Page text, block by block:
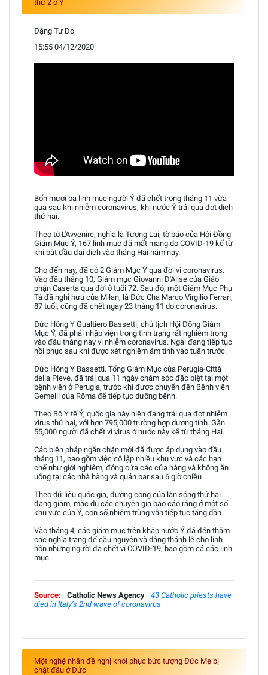
thứ 2 ở Ý
Đặng Tự Do
15:55 04/12/2020
Bốn mươi ba linh mục người Ý đã chết trong tháng 11 vừa
qua sau khi nhiễm coronavirus, khi nước Ý trải qua đợt dịch
thứ hai.
Theo tờ L'Avvenire, nghĩa là Tương Lai, tờ báo của Hội Đồng
Giám Mục Ý, 167 linh mục đã mất mạng do COVID-19 kể từ
khi bắt đầu đại dịch vào tháng Hai năm nay.
Cho đến nay, đã có 2 Giám Mục Ý qua đời vì coronavirus.
Vào đầu tháng 10, Giám mục Giovanni D'Alise của Giáo
phận Caserta qua đời ở tuổi 72. Sau đó, một Giám Mục Phụ
Tá đã nghỉ hưu của Milan, là Đức Cha Marco Virgilio Ferrari,
87 tuổi, cũng đã chết ngày 23 tháng 11 do coronavirus.
Đức Hồng Y Gualtiero Bassetti, chủ tịch Hội Đồng Giám
Mục Ý, đã phải nhập viện trong tình trạng rất nghiêm trọng
vào đầu tháng này vì nhiễm coronavirus. Ngài đang tiếp tục
hồi phục sau khi được xét nghiệm âm tính vào tuần trước.
Đức Hồng Y Bassetti, Tổng Giám Mục của Perugia-Città
della Pieve, đã trải qua 11 ngày chăm sóc đặc biệt tại một
bệnh viện ở Perugia, trước khi được chuyển đến Bệnh viện
Gemelli của Rôma để tiếp tục dưỡng bệnh.
Theo Bộ Y tế Ý, quốc gia này hiện đang trải qua đợt nhiễm
virus thứ hai, với hơn 795,000 trường hợp dương tính. Gần
55,000 người đã chết vì virus ở nước này kể từ tháng Hai.
Các biện pháp ngăn chặn mới đã được áp dụng vào đầu
tháng 11, bao gồm việc cô lập nhiều khu vực và các hạn
chế như giới nghiêm, đóng cửa các cửa hàng và không ăn
uống tại các nhà hàng và quán bar sau 6 giờ chiều
Theo dữ liệu quốc gia, đường cong của làn sóng thứ hai
đang giảm, mặc dù các chuyên gia báo cáo rằng ở một số
khu vực của Ý, con số nhiễm trùng vẫn tiếp tục tăng dần.
Vào tháng 4, các giám mục trên khắp nước Ý đã đến thăm
các nghĩa trang để cầu nguyện và dâng thánh lễ cho linh
hồn những người đã chết vì COVID-19, bao gồm cả các linh
mục.
Source: Catholic News Agency
43 Catholic priests have
died in Italy’s 2nd wave of coronavirus
Một nghệ nhân đề nghị khôi phục bức tượng Đức Mẹ bị
chặt đầu ở Đức